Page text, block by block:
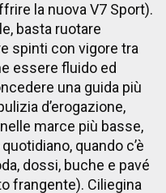
la nuova V7 Sport).
basta ruotare
spinti con vigore tra
essere fluido ed
una guida più
d’erogazione,
marce più basse,
quando c’è
dossi, buche e pavé
frangente). Ciliegina